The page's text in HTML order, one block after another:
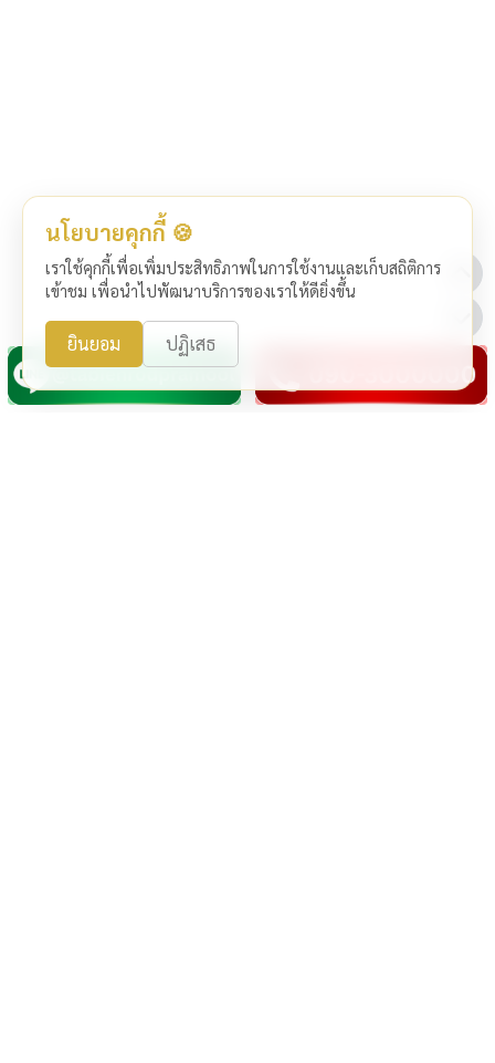
นโยบายคุกกี้ 🍪
เราใช้คุกกี้เพื่อเพิ่มประสิทธิภาพในการใช้งานและเก็บสถิติการ
เข้าชม เพื่อนำไปพัฒนาบริการของเราให้ดียิ่งขึ้น
ยินยอม ปฏิเสธ